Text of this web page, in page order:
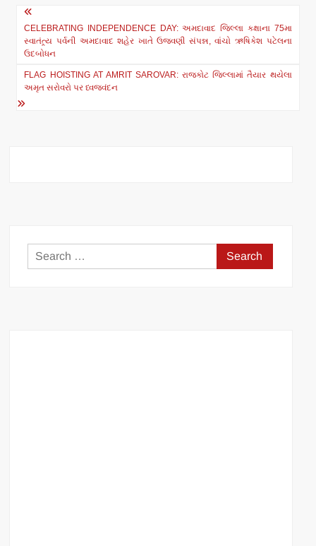
s
A
p
p
e
b
o
o
Post
navigation
CELEBRATING INDEPENDENCE DAY: અમદાવાદ જિલ્લા કક્ષાના 75મા
સ્વાતંત્ર્ય પર્વની અમદાવાદ શહેર ખાતે ઉજવણી સંપન્ન, વાંચો ઋષિકેશ પટેલના
ઉદબોધન
FLAG HOISTING AT AMRIT SAROVAR: રાજકોટ જિલ્લામાં તૈયાર થયેલા
અમૃત સરોવરો પર ધ્વજવંદન
Search